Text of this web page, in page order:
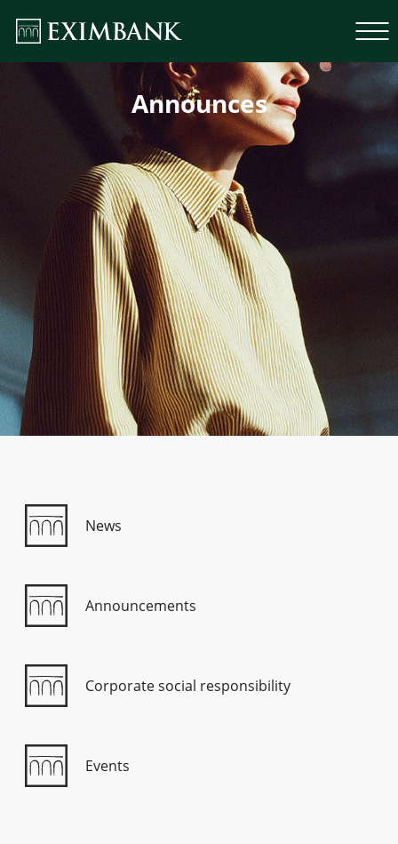
Announces
News
Announcements
Corporate social responsibility
Events